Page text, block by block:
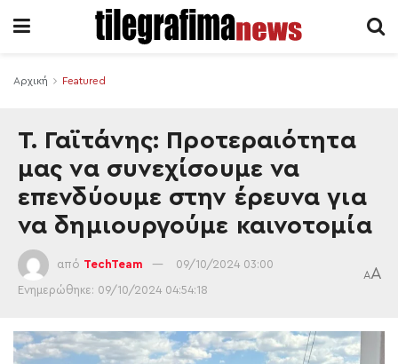
Αρχική Featured
Τ. Γαϊτάνης: Προτεραιότητα
μας να συνεχίσουμε να
επενδύουμε στην έρευνα για
να δημιουργούμε καινοτομία
από TechTeam 09/10/2024 03:00
Ενημερώθηκε: 09/10/2024 04:54:18
AA